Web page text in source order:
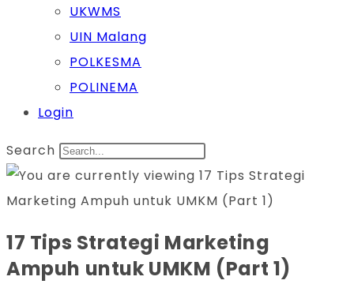
UKWMS
UIN Malang
POLKESMA
POLINEMA
Login
Search
17 Tips Strategi Marketing
Ampuh untuk UMKM (Part 1)